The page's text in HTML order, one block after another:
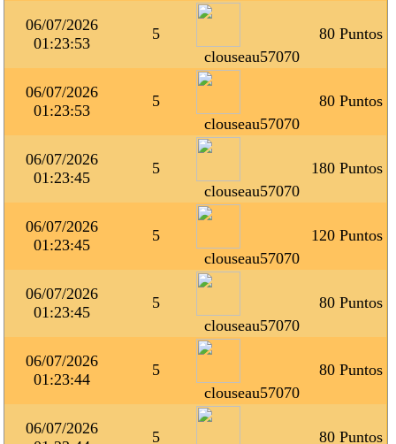
06/07/2026
01:23:53
5
clouseau57070
80 Puntos
06/07/2026
01:23:53
5
clouseau57070
80 Puntos
06/07/2026
01:23:45
5
clouseau57070
180 Puntos
06/07/2026
01:23:45
5
clouseau57070
120 Puntos
06/07/2026
01:23:45
5
clouseau57070
80 Puntos
06/07/2026
01:23:44
5
clouseau57070
80 Puntos
06/07/2026
5 80 Puntos